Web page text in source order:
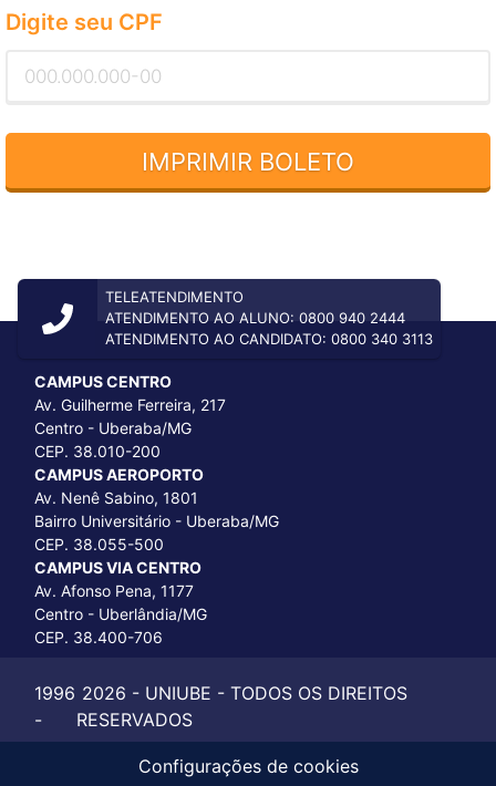
Digite seu CPF
TELEATENDIMENTO
ATENDIMENTO AO ALUNO: 0800 940 2444
ATENDIMENTO AO CANDIDATO: 0800 340 3113
CAMPUS CENTRO
Av. Guilherme Ferreira, 217
Centro - Uberaba/MG
CEP. 38.010-200
CAMPUS AEROPORTO
Av. Nenê Sabino, 1801
Bairro Universitário - Uberaba/MG
CEP. 38.055-500
CAMPUS VIA CENTRO
Av. Afonso Pena, 1177
Centro - Uberlândia/MG
CEP. 38.400-706
1996
-
2026 - UNIUBE - TODOS OS DIREITOS
RESERVADOS
Configurações de cookies